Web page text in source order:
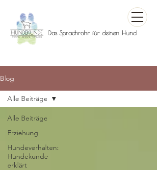
Das Sprachrohr für deinen Hund
Blog
Alle Beiträge
Erziehung
Hundeverhalten:
Hundekunde
erklärt
Alle Beiträge